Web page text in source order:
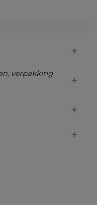
verpakking